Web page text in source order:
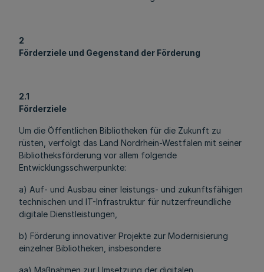
2
Förderziele und Gegenstand der Förderung
2.1
Förderziele
Um die Öffentlichen Bibliotheken für die Zukunft zu
rüsten, verfolgt das Land Nordrhein-Westfalen mit seiner
Bibliotheksförderung vor allem folgende
Entwicklungsschwerpunkte:
a) Auf- und Ausbau einer leistungs- und zukunftsfähigen
technischen und IT-Infrastruktur für nutzerfreundliche
digitale Dienstleistungen,
b) Förderung innovativer Projekte zur Modernisierung
einzelner Bibliotheken, insbesondere
aa) Maßnahmen zur Umsetzung der digitalen